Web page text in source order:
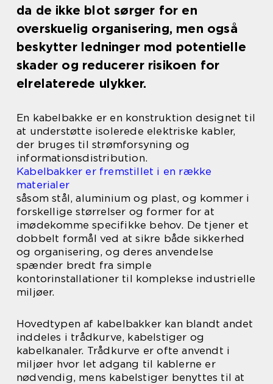
da de ikke blot sørger for en
overskuelig organisering, men også
beskytter ledninger mod potentielle
skader og reducerer risikoen for
elrelaterede ulykker.
En kabelbakke er en konstruktion designet til
at understøtte isolerede elektriske kabler,
der bruges til strømforsyning og
informationsdistribution.
Kabelbakker er fremstillet i en række
materialer
såsom stål, aluminium og plast, og kommer i
forskellige størrelser og former for at
imødekomme specifikke behov. De tjener et
dobbelt formål ved at sikre både sikkerhed
og organisering, og deres anvendelse
spænder bredt fra simple
kontorinstallationer til komplekse industrielle
miljøer.
Hovedtypen af kabelbakker kan blandt andet
inddeles i trådkurve, kabelstiger og
kabelkanaler. Trådkurve er ofte anvendt i
miljøer hvor let adgang til kablerne er
nødvendig, mens kabelstiger benyttes til at